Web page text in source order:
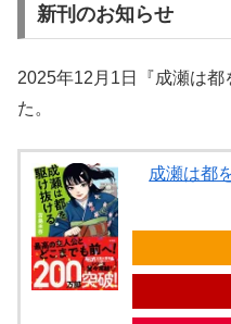
新刊のお知らせ
2025年12月1日『成瀬は
た。
成瀬は都